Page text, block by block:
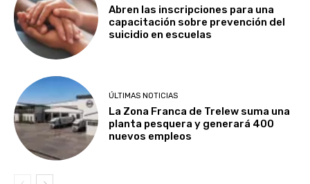
Abren las inscripciones para una
capacitación sobre prevención del
suicidio en escuelas
ÚLTIMAS NOTICIAS
La Zona Franca de Trelew suma una
planta pesquera y generará 400
nuevos empleos